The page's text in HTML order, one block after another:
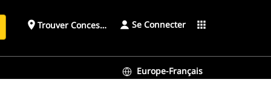
place Trouver ConcessionnaireSe Connecter apps
Europe-Français